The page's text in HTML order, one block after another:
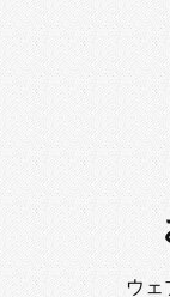
ウェ